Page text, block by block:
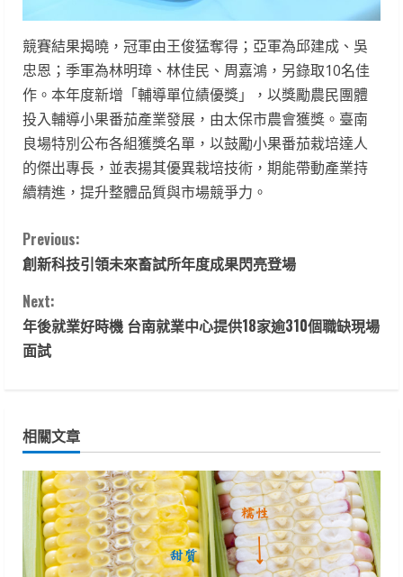
競賽結果揭曉，冠軍由王俊猛奪得；亞軍為邱建成、吳
忠恩；季軍為林明璋、林佳民、周嘉鴻，另錄取10名佳
作。本年度新增「輔導單位績優獎」，以獎勵農民團體
投入輔導小果番茄產業發展，由太保市農會獲獎。臺南
良場特別公布各組獲獎名單，以鼓勵小果番茄栽培達人
的傑出專長，並表揚其優異栽培技術，期能帶動產業持
續精進，提升整體品質與市場競爭力。
C
o
n
t
n
u
e
R
Previous:
創新科技引領未來畜試所年度成果閃亮登場
Next:
年後就業好時機 台南就業中心提供18家逾310個職缺現場
面試
相關文章